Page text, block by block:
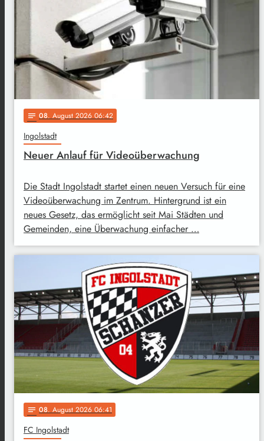
notes 08. August 2026 06:42
Ingolstadt
Neuer Anlauf für Videoüberwachung
Die Stadt Ingolstadt startet einen neuen Versuch für eine
Videoüberwachung im Zentrum. Hintergrund ist ein
neues Gesetz, das ermöglicht seit Mai Städten und
Gemeinden, eine Überwachung einfacher …
notes 08. August 2026 06:41
FC Ingolstadt